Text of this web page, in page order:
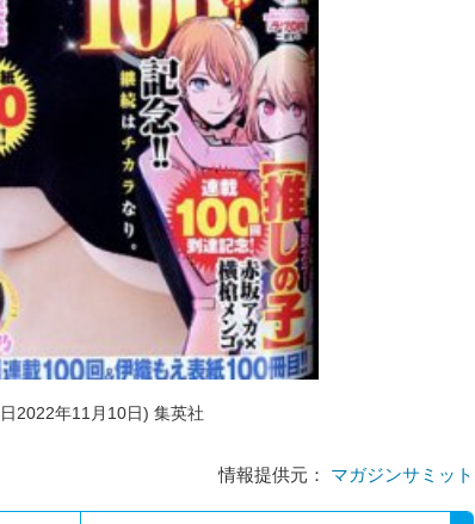
2022年11月10日) 集英社
情報提供元： マガジンサミット